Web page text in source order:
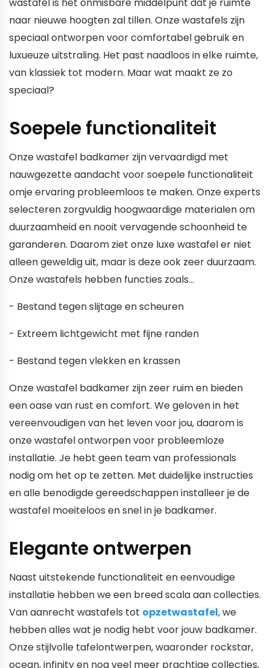
naar nieuwe hoogten zal tillen. Onze wastafels zijn
speciaal ontworpen voor comfortabel gebruik en
luxueuze uitstraling. Het past naadloos in elke ruimte,
van klassiek tot modern. Maar wat maakt ze zo
speciaal?
Soepele functionaliteit
Onze wastafel badkamer zijn vervaardigd met
nauwgezette aandacht voor soepele functionaliteit
omje ervaring probleemloos te maken. Onze experts
selecteren zorgvuldig hoogwaardige materialen om
duurzaamheid en nooit vervagende schoonheid te
garanderen. Daarom ziet onze luxe wastafel er niet
alleen geweldig uit, maar is deze ook zeer duurzaam.
Onze wastafels hebben functies zoals...
- Bestand tegen slijtage en scheuren
- Extreem lichtgewicht met fijne randen
- Bestand tegen vlekken en krassen
Onze wastafel badkamer zijn zeer ruim en bieden
een oase van rust en comfort. We geloven in het
vereenvoudigen van het leven voor jou, daarom is
onze wastafel ontworpen voor probleemloze
installatie. Je hebt geen team van professionals
nodig om het op te zetten. Met duidelijke instructies
en alle benodigde gereedschappen installeer je de
wastafel moeiteloos en snel in je badkamer.
Elegante ontwerpen
Naast uitstekende functionaliteit en eenvoudige
installatie hebben we een breed scala aan collecties.
Van aanrecht wastafels tot opzetwastafel, we
hebben alles wat je nodig hebt voor jouw badkamer.
Onze stijlvolle tafelontwerpen, waaronder rockstar,
ocean, infinity en nog veel meer prachtige collecties,